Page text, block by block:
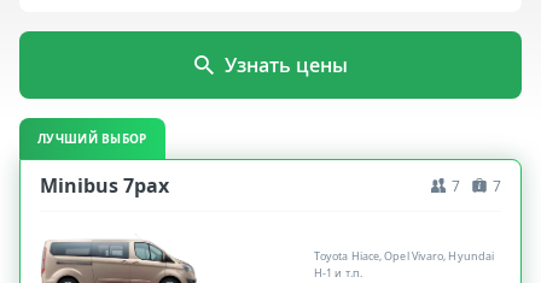
Узнать цены
ЛУЧШИЙ ВЫБОР
Minibus 7pax 7 7
Toyota Hiace, Opel Vivaro, Hyundai
H-1 и т.п.